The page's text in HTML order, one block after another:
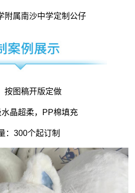
附属南沙中学定制公仔
按图稿开版定做
晶超柔，PP棉填充
：300个起订制